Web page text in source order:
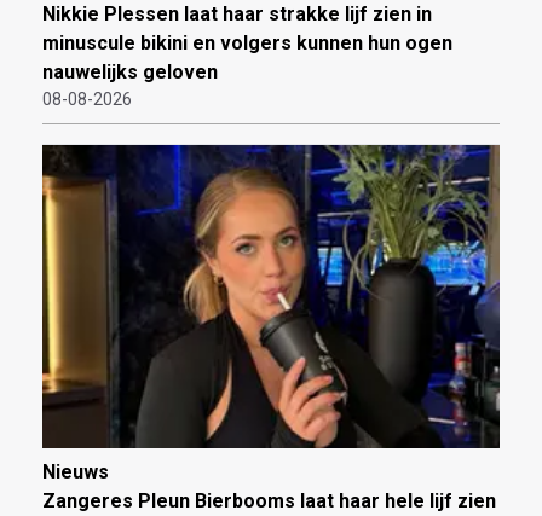
Nikkie Plessen laat haar strakke lijf zien in
minuscule bikini en volgers kunnen hun ogen
nauwelijks geloven
08-08-2026
Nieuws
Zangeres Pleun Bierbooms laat haar hele lijf zien